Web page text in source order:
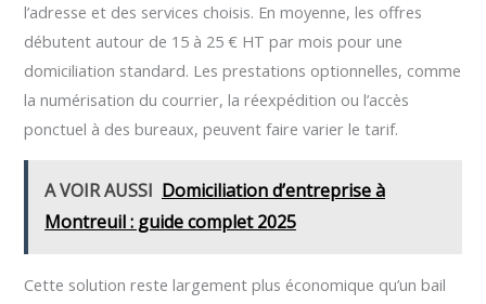
l’adresse et des services choisis. En moyenne, les offres
débutent autour de 15 à 25 € HT par mois pour une
domiciliation standard. Les prestations optionnelles, comme
la numérisation du courrier, la réexpédition ou l’accès
ponctuel à des bureaux, peuvent faire varier le tarif.
A VOIR AUSSI Domiciliation d’entreprise à
Montreuil : guide complet 2025
Cette solution reste largement plus économique qu’un bail